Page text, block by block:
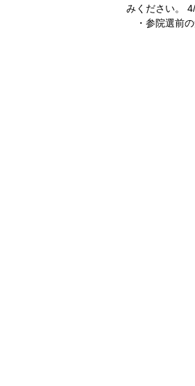
みください。
・参院選前の